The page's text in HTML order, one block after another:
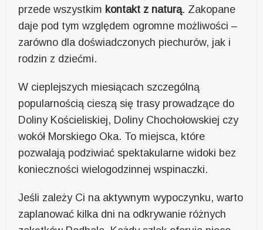
przede wszystkim kontakt z naturą. Zakopane
daje pod tym względem ogromne możliwości –
zarówno dla doświadczonych piechurów, jak i
rodzin z dziećmi.
W cieplejszych miesiącach szczególną
popularnością cieszą się trasy prowadzące do
Doliny Kościeliskiej, Doliny Chochołowskiej czy
wokół Morskiego Oka. To miejsca, które
pozwalają podziwiać spektakularne widoki bez
konieczności wielogodzinnej wspinaczki.
Jeśli zależy Ci na aktywnym wypoczynku, warto
zaplanować kilka dni na odkrywanie różnych